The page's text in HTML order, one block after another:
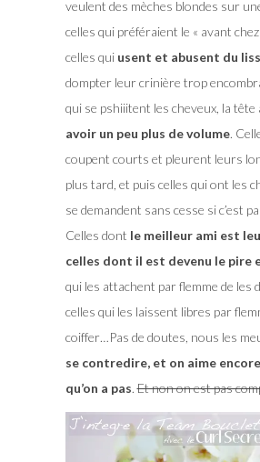
veulent des mèches blondes sur
celles qui préféraient le « avant
celles qui usent et abusent du
dompter leur crinière trop
qui se pshiiitent les cheveux, la tête
avoir un peu plus de volume.
coupent courts et pleurent leurs
plus tard, et puis celles qui ont les
se demandent sans cesse si c’est
Celles dont le meilleur ami est
celles dont il est devenu le pire
qui les attachent par flemme de les
celles qui les laissent libres par
coiffer…Pas de doutes, nous les
se contredire, et on aime
qu’on a pas.Et non on est pas